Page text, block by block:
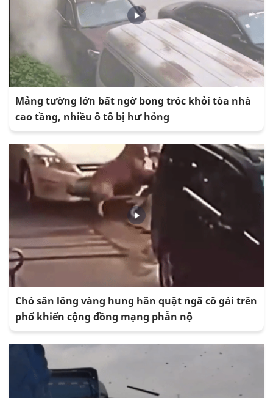
Mảng tường lớn bất ngờ bong tróc khỏi tòa nhà
cao tầng, nhiều ô tô bị hư hỏng
Chó săn lông vàng hung hãn quật ngã cô gái trên
phố khiến cộng đồng mạng phẫn nộ